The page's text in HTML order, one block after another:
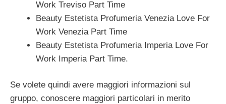
Work Treviso Part Time
Beauty Estetista Profumeria Venezia Love For
Work Venezia Part Time
Beauty Estetista Profumeria Imperia Love For
Work Imperia Part Time.
Se volete quindi avere maggiori informazioni sul
gruppo, conoscere maggiori particolari in merito